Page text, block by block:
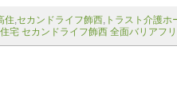
住,セカンドライフ飾西, トラスト介護ホ
宅 セカンドライフ飾西 全面バリアフ